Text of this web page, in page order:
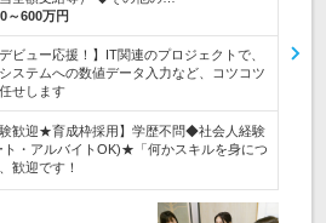
～600万円
ビュー応援！】IT関連のプロジェクトで、
ステムへの数値データ入力など、コツコツ
せします
験歓迎★育成枠採用】学歴不問◆社会人経験
ト・アルバイトOK)★「何かスキルを身につ
歓迎です！